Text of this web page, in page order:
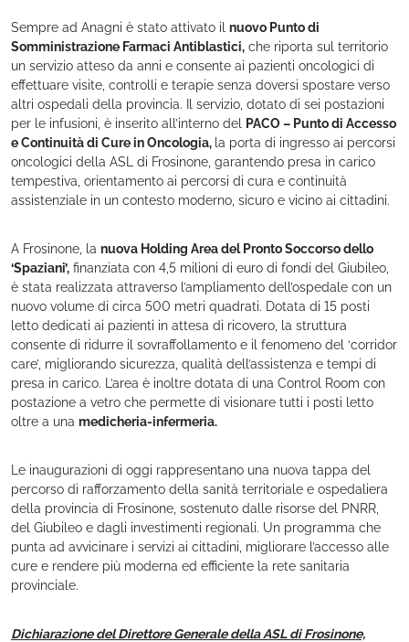
Sempre ad Anagni è stato attivato il nuovo Punto di
Somministrazione Farmaci Antiblastici, che riporta sul territorio
un servizio atteso da anni e consente ai pazienti oncologici di
effettuare visite, controlli e terapie senza doversi spostare verso
altri ospedali della provincia. Il servizio, dotato di sei postazioni
per le infusioni, è inserito all’interno del
PACO – Punto di Accesso
e Continuità di Cure in Oncologia, la porta di ingresso ai percorsi
oncologici della ASL di Frosinone, garantendo presa in carico
tempestiva, orientamento ai percorsi di cura e continuità
assistenziale in un contesto moderno, sicuro e vicino ai cittadini.
A Frosinone, la nuova Holding Area del Pronto Soccorso dello
‘Spaziani’, finanziata con 4,5 milioni di euro di fondi del Giubileo,
è stata realizzata attraverso l’ampliamento dell’ospedale con un
nuovo volume di circa 500 metri quadrati. Dotata di 15 posti
letto dedicati ai pazienti in attesa di ricovero, la struttura
consente di ridurre il sovraffollamento e il fenomeno del ‘corridor
care’, migliorando sicurezza, qualità dell’assistenza e tempi di
presa in carico. L’area è inoltre dotata di una Control Room con
postazione a vetro che permette di visionare tutti i posti letto
oltre a una medicheria-infermeria.
Le inaugurazioni di oggi rappresentano una nuova tappa del
percorso di rafforzamento della sanità territoriale e ospedaliera
della provincia di Frosinone, sostenuto dalle risorse del PNRR,
del Giubileo e dagli investimenti regionali. Un programma che
punta ad avvicinare i servizi ai cittadini, migliorare l’accesso alle
cure e rendere più moderna ed efficiente la rete sanitaria
provinciale.
Dichiarazione del Direttore Generale della ASL di Frosinone,